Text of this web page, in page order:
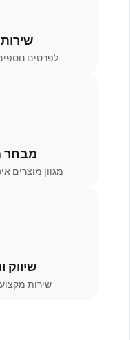
לפרטים
מבחר
מגוון מוצרים
שיווק
שירות